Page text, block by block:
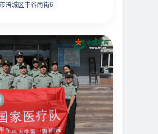
涪城区丰谷南街6